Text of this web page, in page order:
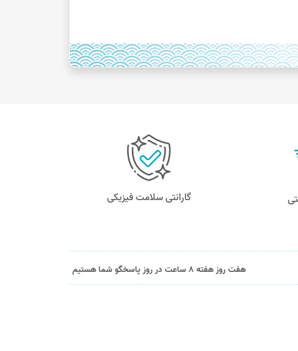
گارانتی سلامت فیزیکی
هفت روز هفته 8 ساعت در روز پاسخگو شما هستیم